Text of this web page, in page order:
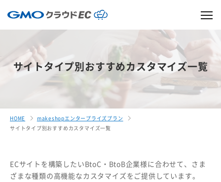
サイトタイプ別おすすめカスタマイズ一覧
HOME
makeshopエンタープライズプラン
サイトタイプ別おすすめカスタマイズ一覧
ECサイトを構築したいBtoC・BtoB企業様に合わせて、
さま
ざまな種類の高機能なカスタマイズをご提供しています。